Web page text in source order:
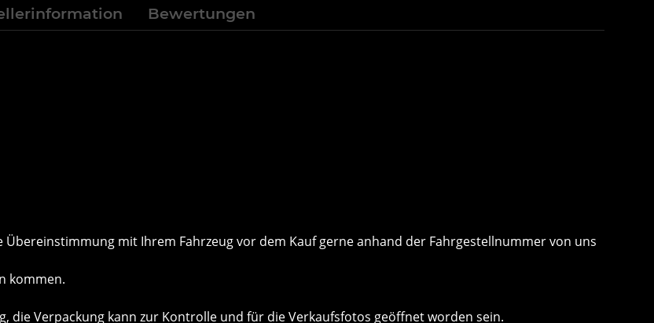
Bewertungen
Übereinstimmung mit Ihrem Fahrzeug vor dem Kauf gerne anhand der Fahrgestellnummer von uns
kommen.
die Verpackung kann zur Kontrolle und für die Verkaufsfotos geöffnet worden sein.